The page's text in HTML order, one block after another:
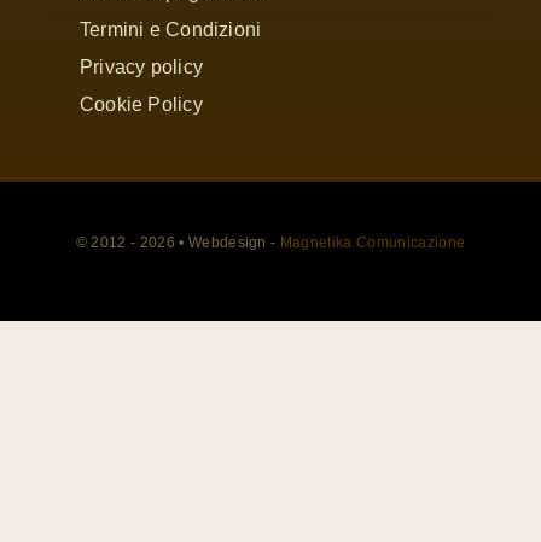
Termini e Condizioni
Privacy policy
Cookie Policy
© 2012 - 2026 • Webdesign - Magnetika Comunicazione